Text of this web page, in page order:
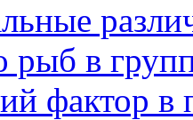
рыб в
фактор в